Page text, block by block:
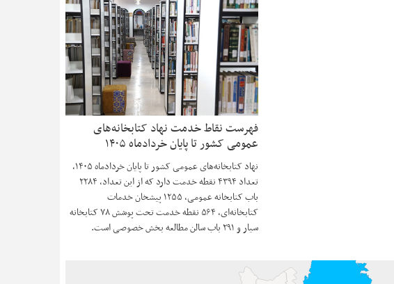
فهرست نقاط خدمت نهاد کتابخانه‌های
عمومی کشور تا پایان خردادماه ۱۴۰۵
نهاد کتابخانه‌های عمومی کشور تا پایان خردادماه ۱۴۰۵،
تعداد ۴۳۹۴ نقطه خدمت دارد که از این تعداد، ۲۲۸۴
باب کتابخانه عمومی، ۱۲۵۵ پیشخان خدمات
کتابخانه‌ای، ۵۶۴ نقطه خدمت تحت پوشش ۷۸ کتابخانه
سیار و ۲۹۱ باب سالن مطالعه بخش خصوصی است.